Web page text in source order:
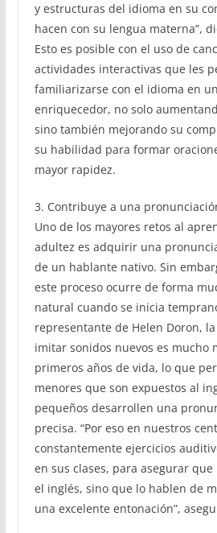
y estructuras del idioma en su
hacen con su lengua materna”,
Esto es posible con el uso de
actividades interactivas que les
familiarizarse con el idioma en
enriquecedor, no solo
sino también mejorando su
su habilidad para formar
mayor rapidez.
3. Contribuye a una
Uno de los mayores retos al
adultez es adquirir una
de un hablante nativo. Sin
este proceso ocurre de forma
natural cuando se inicia
representante de Helen Doron,
imitar sonidos nuevos es mucho
primeros años de vida, lo que
menores que son expuestos al
pequeños desarrollen una
precisa. “Por eso en nuestros
constantemente ejercicios
en sus clases, para asegurar
el inglés, sino que lo hablen de
una excelente entonación”,